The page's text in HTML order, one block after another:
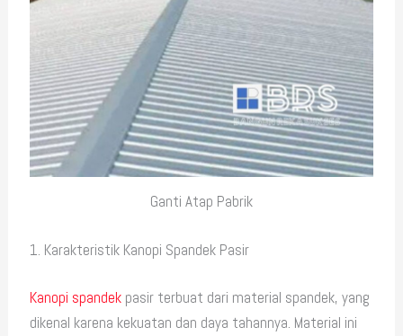
Ganti Atap Pabrik
1. Karakteristik Kanopi Spandek Pasir
Kanopi spandek pasir terbuat dari material spandek, yang
dikenal karena kekuatan dan daya tahannya. Material ini